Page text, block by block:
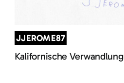
JJEROME87
Kalifornische Verwandlung